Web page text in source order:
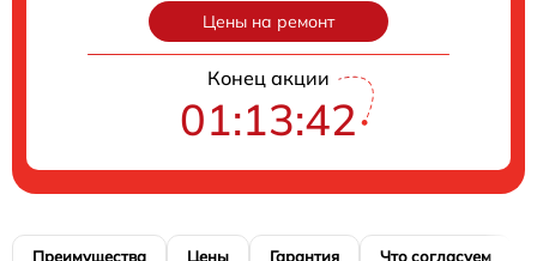
Цены на ремонт
Конец акции
01:13:41
Преимущества Цены Гарантия Что согласуем